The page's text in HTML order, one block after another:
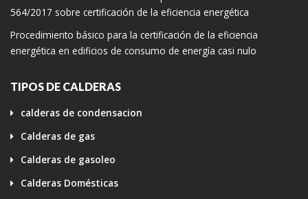
564/2017 sobre certificación de la eficiencia energética
Procedimiento básico para la certificación de la eficiencia
energética en edificios de consumo de energía casi nulo
TIPOS DE CALDERAS
calderas de condensacion
Calderas de gas
Calderas de gasoleo
Calderas Domésticas